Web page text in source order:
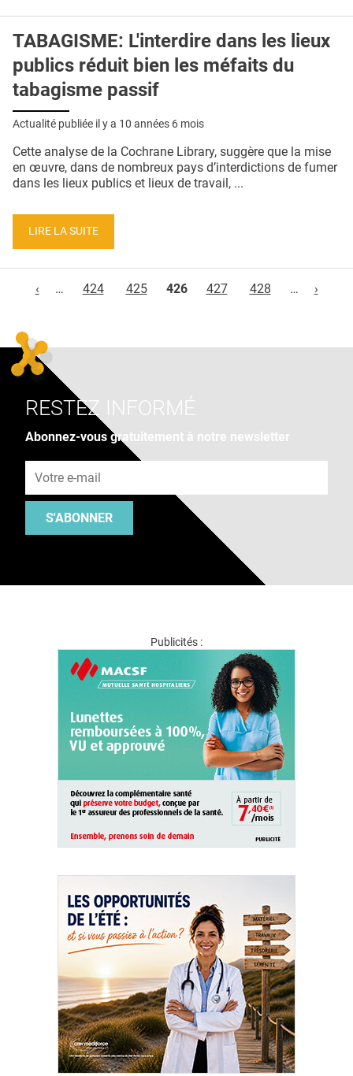
TABAGISME: L'interdire dans les lieux
publics réduit bien les méfaits du
tabagisme passif
Actualité publiée il y a 10 années 6 mois
Cette analyse de la Cochrane Library, suggère que la mise
en œuvre, dans de nombreux pays d’interdictions de fumer
dans les lieux publics et lieux de travail, ...
LIRE LA SUITE
‹
… 424 425 426 427 428 … ›
RESTEZ INFORMÉ
Abonnez-vous gratuitement à notre newsletter
S'ABONNER
Publicités :